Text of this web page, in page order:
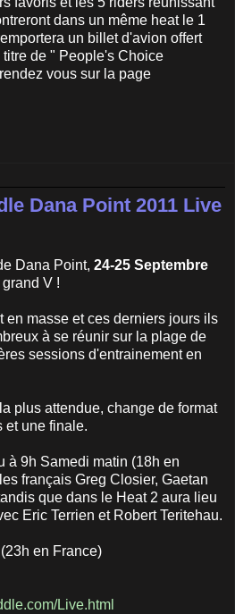
dans un même heat le 1
un billet d'avion offert
de " People's Choice
vous sur la page
Dana Point 2011 Live
Dana Point, 24-25 Septembre
V !
en masse et ces derniers jours ils
à se réunir sur la plage de
sessions d'entrainement en
plus attendue, change de format
et une finale.
à 9h Samedi matin (18h en
français Greg Closier, Gaetan
que dans le Heat 2 aura lieu
Eric Terrien et Robert Teritehau.
en France)
Live.html